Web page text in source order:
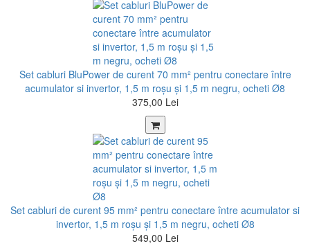
Set cabluri BluPower de curent 70 mm² pentru conectare între
acumulator si invertor, 1,5 m roșu şi 1,5 m negru, ocheti Ø8
375,00 Lei
Set cabluri de curent 95 mm² pentru conectare între acumulator si
invertor, 1,5 m roșu şi 1,5 m negru, ocheti Ø8
549,00 Lei